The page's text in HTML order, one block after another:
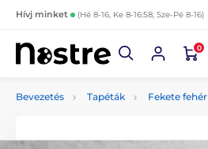
Hívj minket (Hé 8-16, Ke 8-16:58, Sze-Pé 8-16)
0
Bevezetés Tapéták Fekete fehér